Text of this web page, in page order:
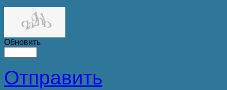
Обновить
Отправить